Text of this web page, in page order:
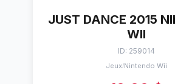
JUST DANCE 2015
WII
ID: 259014
Jeux/Nintendo Wii